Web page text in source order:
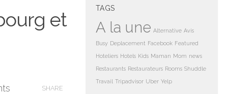
et
SHARE
TAGS
A la une Alternative Avis
Busy Deplacement Facebook Featured
Hoteliers Hotels Kids Maman Mom news
Restaurants Restaurateurs Rooms Shuddle
Travail Tripadvisor Uber Yelp